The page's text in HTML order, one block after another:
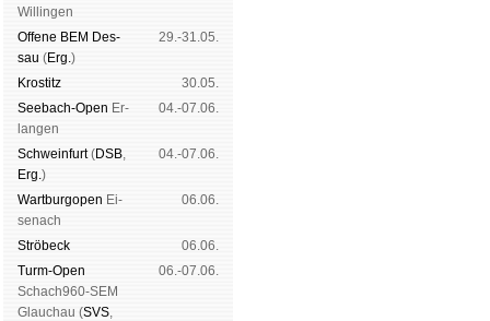
Wil­lin­gen
Offene BEM Des­
sau (Erg.)
29.-31.05.
Kros­titz
30.05.
See­bach-Open Er­
lan­gen
04.-07.06.
Schwein­furt(DSB,
Erg.)
04.-07.06.
Wart­burg­open Ei­
se­nach
06.06.
Strö­beck
06.06.
Turm-Open
Schach960-SEM
Glau­chau (SVS,
06.-07.06.